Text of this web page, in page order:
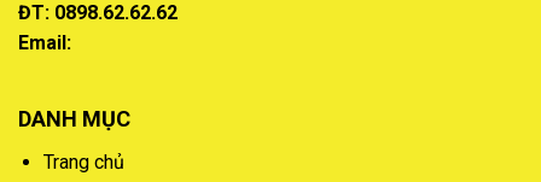
ĐT: 0898.62.62.62
Email:
DANH MỤC
Trang chủ